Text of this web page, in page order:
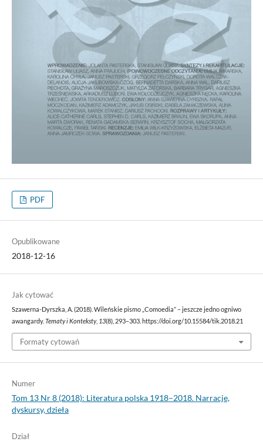
PDF
Opublikowane
2018-12-16
Jak cytować
Szawerna-Dyrszka, A. (2018). Wileńskie pismo „Comoedia” – jeszcze jedno ogniwo
awangardy. Tematy i Konteksty, 13(8), 293–303. https://doi.org/10.15584/tik.2018.21
Formaty cytowań
Numer
Tom 13 Nr 8 (2018): Literatura polska 1918–2018. Narracje,
dyskursy, dzieła
Dział